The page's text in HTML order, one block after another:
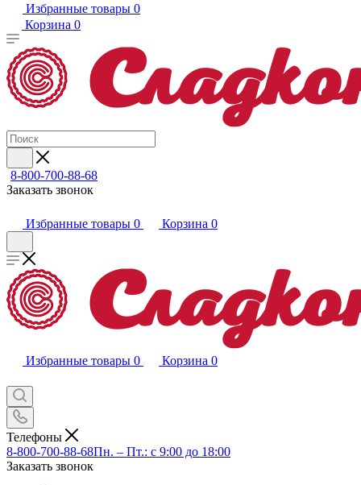
Избранные товары 0
Корзина 0
8-800-700-88-68
Заказать звонок
Избранные товары 0 Корзина 0
Избранные товары 0 Корзина 0
Телефоны
8-800-700-88-68Пн. – Пт.: с 9:00 до 18:00
Заказать звонок